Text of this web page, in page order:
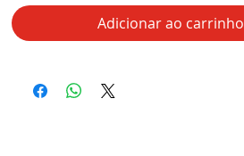
Adicionar ao carrinho